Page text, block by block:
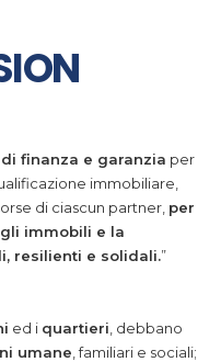
finanza e garanzia per
immobiliare,
di ciascun partner, per
immobili e la
resilienti e solidali.”
ed i quartieri , debbano
umane , familiari e sociali;